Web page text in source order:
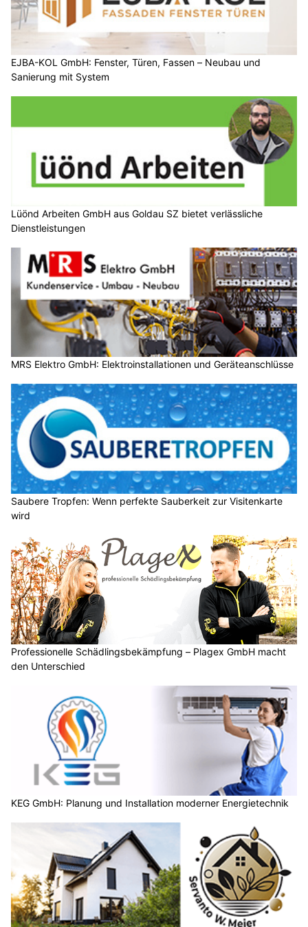
EJBA-KOL GmbH: Fenster, Türen, Fassen – Neubau und
Sanierung mit System
Lüönd Arbeiten GmbH aus Goldau SZ bietet verlässliche
Dienstleistungen
MRS Elektro GmbH: Elektroinstallationen und Geräteanschlüsse
Saubere Tropfen: Wenn perfekte Sauberkeit zur Visitenkarte
wird
Professionelle Schädlingsbekämpfung – Plagex GmbH macht
den Unterschied
KEG GmbH: Planung und Installation moderner Energietechnik